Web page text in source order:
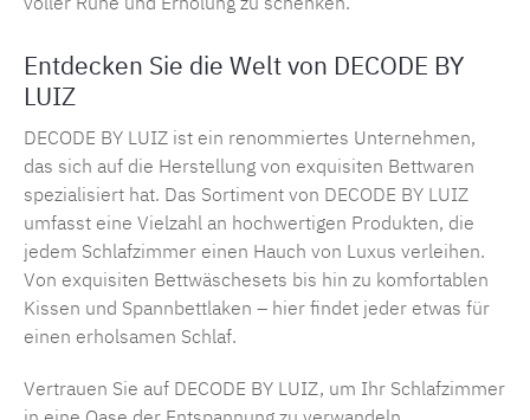
Entdecken Sie die Welt von DECODE BY
LUIZ
DECODE BY LUIZ ist ein renommiertes Unternehmen,
das sich auf die Herstellung von exquisiten Bettwaren
spezialisiert hat. Das Sortiment von DECODE BY LUIZ
umfasst eine Vielzahl an hochwertigen Produkten, die
jedem Schlafzimmer einen Hauch von Luxus verleihen.
Von exquisiten Bettwäschesets bis hin zu komfortablen
Kissen und Spannbettlaken – hier findet jeder etwas für
einen erholsamen Schlaf.
Vertrauen Sie auf DECODE BY LUIZ, um Ihr Schlafzimmer